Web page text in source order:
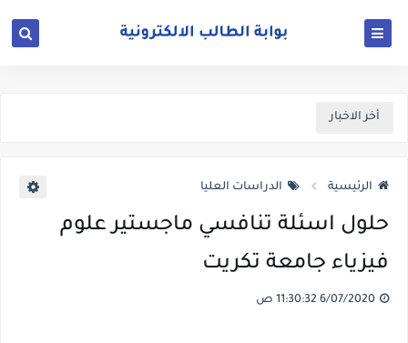
أخر الاخبار
الرئيسية الدراسات العليا
حلول اسئلة تنافسي ماجستير علوم
فيزياء جامعة تكريت